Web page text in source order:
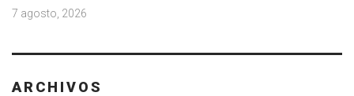
7 agosto, 2026
ARCHIVOS